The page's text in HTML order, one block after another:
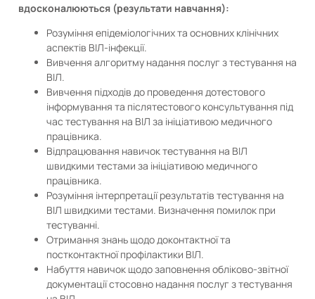
вдосконалюються (результати навчання):
Розуміння епідеміологічних та основних клінічних
аспектів ВІЛ-інфекції.
Вивчення алгоритму надання послуг з тестування на
ВІЛ.
Вивчення підходів до проведення дотестового
інформування та післятестового консультування під
час тестування на ВІЛ за ініціативою медичного
працівника.
Відпрацювання навичок тестування на ВІЛ
швидкими тестами за ініціативою медичного
працівника.
Розуміння інтерпретації результатів тестування на
ВІЛ швидкими тестами. Визначення помилок при
тестуванні.
Отримання знань щодо доконтактної та
постконтактної профілактики ВІЛ.
Набуття навичок щодо заповнення обліково-звітної
документації стосовно надання послуг з тестування